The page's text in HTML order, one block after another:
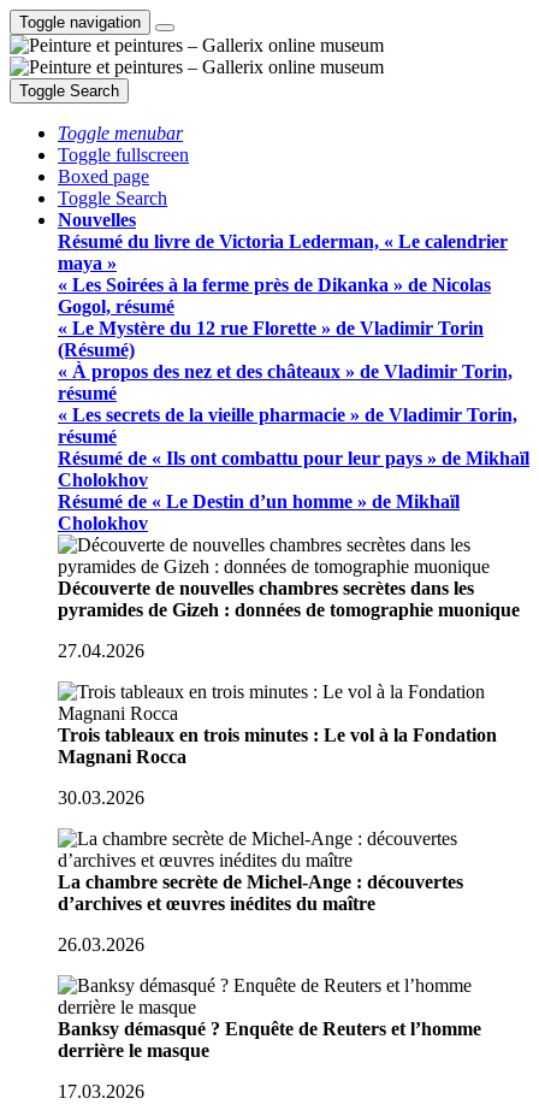
Toggle navigation
Toggle Search
Toggle menubar
Toggle fullscreen
Boxed page
Toggle Search
Nouvelles
Résumé du livre de Victoria Lederman, « Le calendrier
maya »
« Les Soirées à la ferme près de Dikanka » de Nicolas
Gogol, résumé
« Le Mystère du 12 rue Florette » de Vladimir Torin
(Résumé)
« À propos des nez et des châteaux » de Vladimir Torin,
résumé
« Les secrets de la vieille pharmacie » de Vladimir Torin,
résumé
Résumé de « Ils ont combattu pour leur pays » de Mikhaïl
Cholokhov
Résumé de « Le Destin d’un homme » de Mikhaïl
Cholokhov
Découverte de nouvelles chambres secrètes dans les
pyramides de Gizeh : données de tomographie muonique
27.04.2026
Trois tableaux en trois minutes : Le vol à la Fondation
Magnani Rocca
30.03.2026
La chambre secrète de Michel-Ange : découvertes
d’archives et œuvres inédites du maître
26.03.2026
Banksy démasqué ? Enquête de Reuters et l’homme
derrière le masque
17.03.2026